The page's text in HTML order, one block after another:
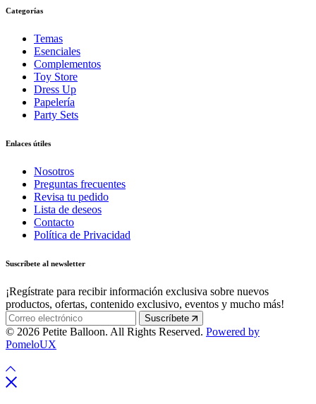
Categorías
Temas
Esenciales
Complementos
Toy Store
Dress Up
Papelería
Party Sets
Enlaces útiles
Nosotros
Preguntas frecuentes
Revisa tu pedido
Lista de deseos
Contacto
Política de Privacidad
Suscríbete al newsletter
¡Regístrate para recibir información exclusiva sobre nuevos
productos, ofertas, contenido exclusivo, eventos y mucho más!
Suscríbete
© 2026 Petite Balloon. All Rights Reserved. Powered by
PomeloUX